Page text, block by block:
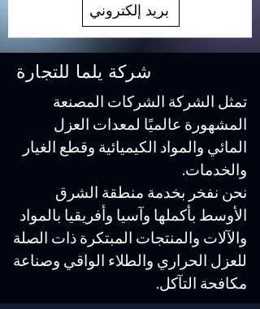
بريد إلكتروني
شركة يلما للتجارة
تمثل الشركة الشركات المصنعة
المشهورة عالميًا لمعدات العزل
المائي والمواد الكيميائية وقطع الغيار
والخدمات.
نحن نفخر بخدمة منطقة الشرق
الأوسط بأكملها وآسيا وأفريقيا بالمواد
والآلات والمنتجات المبتكرة ذات الصلة
للعزل الحراري والطلاء الواقي وصناعة
مكافحة التآكل.